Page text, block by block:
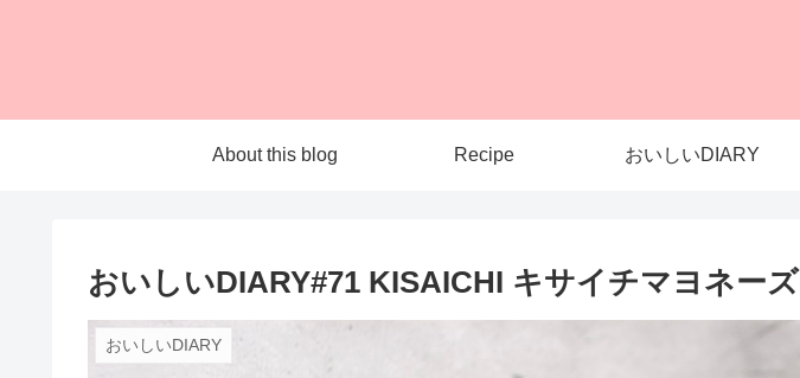
About this blog Recipe おいしいDIARY
おいしいDIARY#71 KISAICHI キサイチマヨネーズ
おいしいDIARY